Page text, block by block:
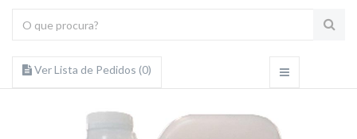
Ver Lista de Pedidos (0)